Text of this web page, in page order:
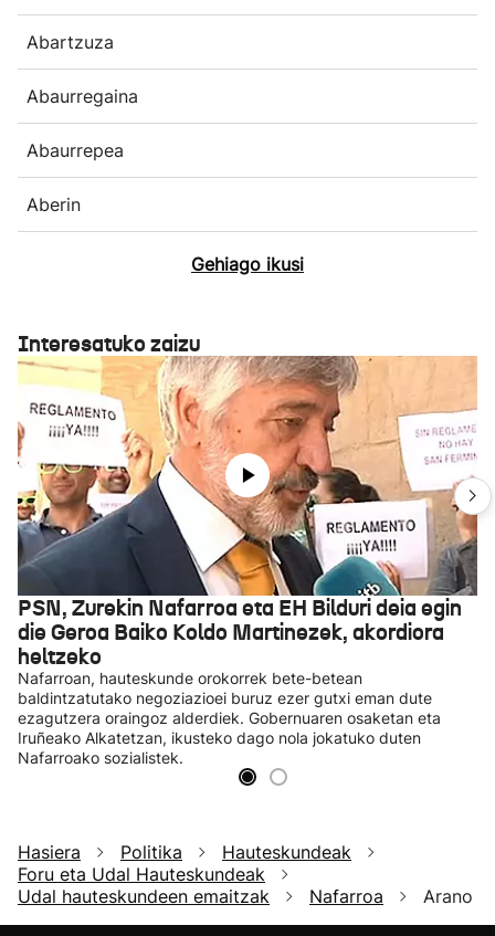
Abartzuza
Abaurregaina
Abaurrepea
Aberin
Gehiago ikusi
Interesatuko zaizu
PSN, Zurekin Nafarroa eta EH Bilduri deia egin
die Geroa Baiko Koldo Martinezek, akordiora
heltzeko
Nafarroan, hauteskunde orokorrek bete-betean
baldintzatutako negoziazioei buruz ezer gutxi eman dute
ezagutzera oraingoz alderdiek. Gobernuaren osaketan eta
Iruñeako Alkatetzan, ikusteko dago nola jokatuko duten
Nafarroako sozialistek.
Hasiera Politika
Hauteskundeak
Foru eta Udal Hauteskundeak
Udal hauteskundeen emaitzak
Nafarroa Arano